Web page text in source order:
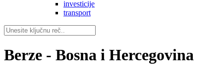
investicije
transport
Berze - Bosna i Hercegovina